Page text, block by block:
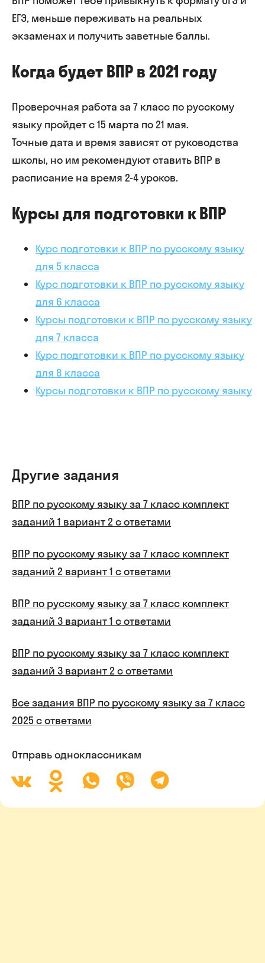
ЕГЭ, меньше переживать на реальных
экзаменах и получить заветные баллы.
Когда будет ВПР в 2021 году
Проверочная работа за 7 класс по русскому
языку пройдет с 15 марта по 21 мая.
Точные дата и время зависят от руководства
школы, но им рекомендуют ставить ВПР в
расписание на время 2-4 уроков.
Курсы для подготовки к ВПР
Курс подготовки к ВПР по русскому языку
для 5 класса
Курс подготовки к ВПР по русскому языку
для 6 класса
Курсы подготовки к ВПР по русскому языку
для 7 класса
Курс подготовки к ВПР по русскому языку
для 8 класса
Курсы подготовки к ВПР по русскому языку
Другие задания
ВПР по русскому языку за 7 класс комплект
заданий 1 вариант 2 с ответами
ВПР по русскому языку за 7 класс комплект
заданий 2 вариант 1 с ответами
ВПР по русскому языку за 7 класс комплект
заданий 3 вариант 1 с ответами
ВПР по русскому языку за 7 класс комплект
заданий 3 вариант 2 с ответами
Все задания ВПР по русскому языку за 7 класс
2025 с ответами
Отправь одноклассникам